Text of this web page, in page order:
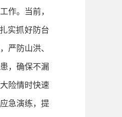
作。当前，
实抓好防台
严防山洪、
，确保不漏
险情时快速
急演练，提